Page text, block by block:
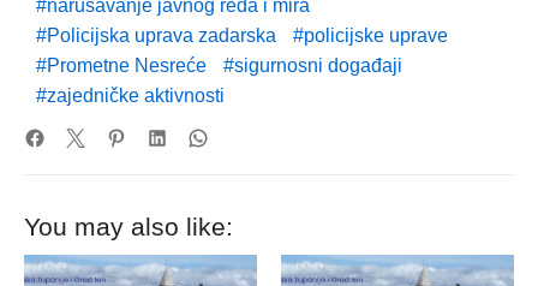
narušavanje javnog reda i mira
Policijska uprava zadarska
policijske uprave
Prometne Nesreće
sigurnosni događaji
zajedničke aktivnosti
You may also like: